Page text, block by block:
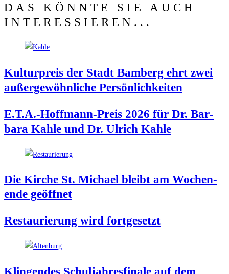
DAS KÖNNTE SIE AUCH
INTERESSIEREN...
Kul­tur­preis der Stadt Bam­berg ehrt zwei
außer­ge­wöhn­li­che Persönlichkeiten
E.T.A.-Hoffmann-Preis 2026 für Dr. Bar­
ba­ra Kah­le und Dr. Ulrich Kahle
Die Kir­che St. Micha­el bleibt am Wochen­
en­de geöffnet
Restau­rie­rung wird fortgesetzt